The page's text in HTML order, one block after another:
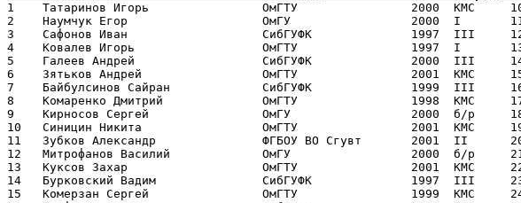
1    Татаринов Игорь                ОмГТУ                2000  КМС
2    Наумчук Егор                   ОмГУ                 2000  I
3    Сафонов Иван                   СибГУФК              1997  III
4    Ковалев Игорь                  ОмГТУ                1997  I
5    Галеев Андрей                  СибГУФК              2000  III
6    Зятьков Андрей                 ОмГТУ                2001  КМС
7    Байбулcинов Сайран             СибГУФК              1999
8    Комаренко Дмитрий              ОмГТУ                1998  КМС
9    Кирносов Сергей                ОмГУ                 2000  б/р
10   Синицин Никита                 ОмГТУ                2001  КМС
11   Зубков Александр               ФГБОУ ВО Сгувт       2001  II
12   Митрофанов Василий             ОмГУ                 2000  б/
13   Куксов Захар                   ОмГТУ                2001  КМС
14   Бурковский Вадим               СибГУФК              1997
15   Комерзан Сергей                ОмГТУ                1999